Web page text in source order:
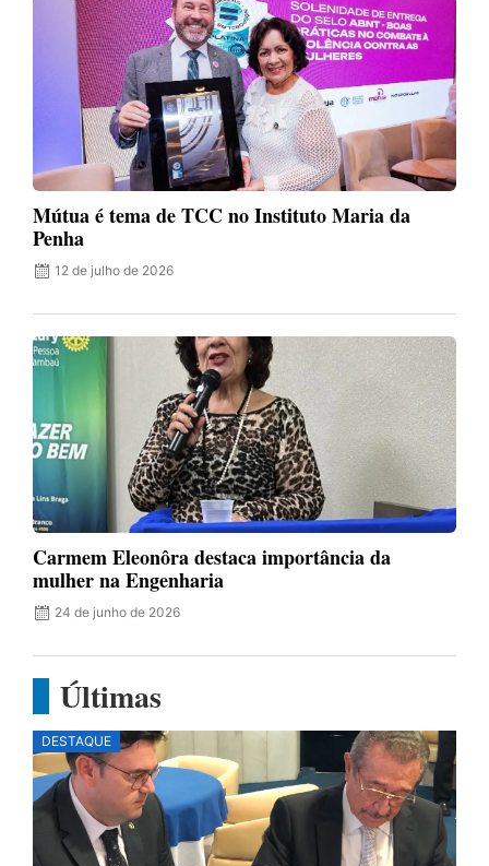
Mútua é tema de TCC no Instituto Maria da
Penha
12 de julho de 2026
Carmem Eleonôra destaca importância da
mulher na Engenharia
24 de junho de 2026
Últimas
DESTAQUE